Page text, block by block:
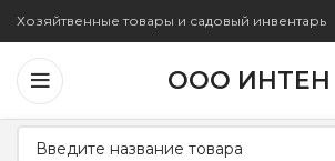
Хозяйтвенные товары и садовый инвентарь
ООО ИНТЕН